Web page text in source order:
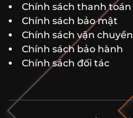
Chính sách thanh toán
Chính sách bảo mật
Chính sách vận chuyển
Chính sách bảo hành
Chính sách đối tác